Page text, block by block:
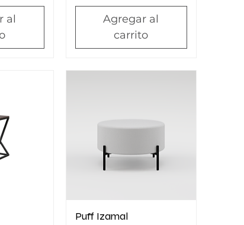
al
Agregar al
carrito
Puff Izamal